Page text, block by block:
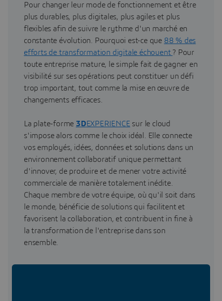
Pour changer leur mode de fonctionnement et être
plus durables, plus digitales, plus agiles et plus
flexibles afin de suivre le rythme d'un marché en
constante évolution. Pourquoi est-ce que 88 % des
efforts de transformation digitale échouent ? Pour
toute entreprise mature, le simple fait de gagner en
visibilité sur ses opérations peut constituer un défi
trop important, tout comme la mise en œuvre de
changements efficaces.
La plate-forme 3DEXPERIENCE sur le cloud
s'impose alors comme le choix idéal. Elle connecte
vos employés, idées, données et solutions dans un
environnement collaboratif unique permettant
d'innover, de produire et de mener votre activité
commerciale de manière totalement inédite.
Chaque membre de votre équipe, où qu'il soit dans
le monde, bénéficie de solutions qui facilitent et
favorisent la collaboration, et contribuent in fine à
la transformation de l'entreprise dans son
ensemble.